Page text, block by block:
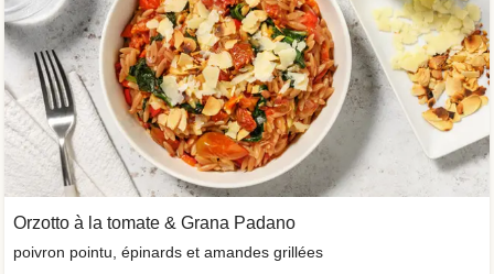
Orzotto à la tomate & Grana Padano
poivron pointu, épinards et amandes grillées